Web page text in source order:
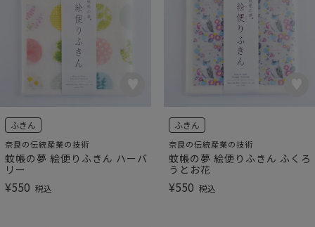
ふきん
奈良の伝統産業の技術
蚊帳の夢 絵便りふきん ハーバ
リー
¥550 税込
ふきん
奈良の伝統産業の技術
蚊帳の夢 絵便りふきん ふくろ
うとお花
¥550 税込